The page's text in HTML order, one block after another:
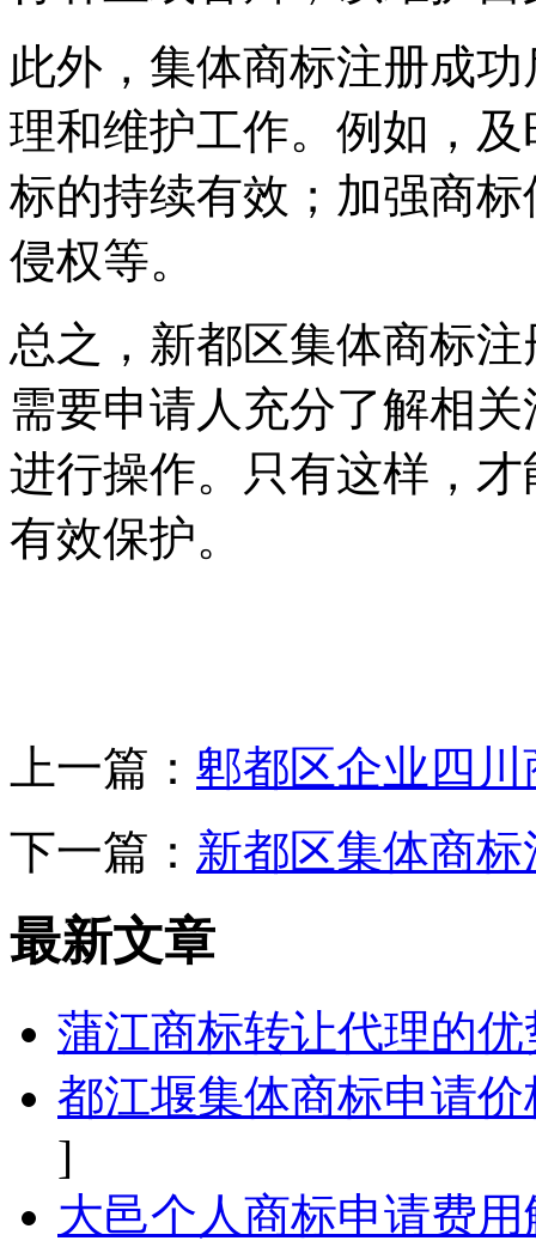
此外，集体商标注册成
理和维护工作。例如，
标的持续有效；加强商
侵权等。
总之，新都区集体商标
需要申请人充分了解相
进行操作。只有这样，
有效保护。
上一篇： 郫都区企业四
下一篇： 新都区集体商
最新文章
蒲江商标转让代理的
都江堰集体商标申请
]
大邑个人商标申请费用